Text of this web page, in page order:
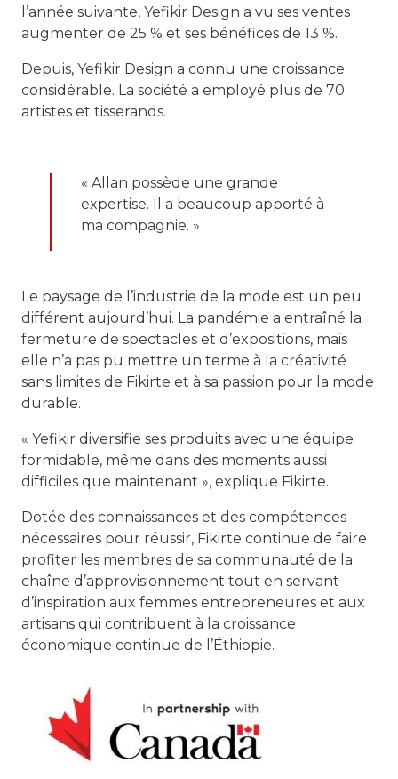
l’année suivante, Yefikir Design a vu ses ventes
augmenter de 25 % et ses bénéfices de 13 %.
Depuis, Yefikir Design a connu une croissance
considérable. La société a employé plus de 70
artistes et tisserands.
« Allan possède une grande
expertise. Il a beaucoup apporté à
ma compagnie. »
Le paysage de l’industrie de la mode est un peu
différent aujourd’hui. La pandémie a entraîné la
fermeture de spectacles et d’expositions, mais
elle n’a pas pu mettre un terme à la créativité
sans limites de Fikirte et à sa passion pour la mode
durable.
« Yefikir diversifie ses produits avec une équipe
formidable, même dans des moments aussi
difficiles que maintenant », explique Fikirte.
Dotée des connaissances et des compétences
nécessaires pour réussir, Fikirte continue de faire
profiter les membres de sa communauté de la
chaîne d’approvisionnement tout en servant
d’inspiration aux femmes entrepreneures et aux
artisans qui contribuent à la croissance
économique continue de l’Éthiopie.